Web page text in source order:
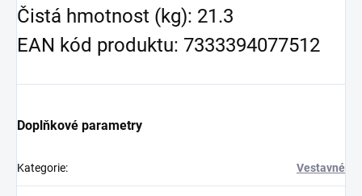
Čistá hmotnost (kg): 21.3
EAN kód produktu: 7333394077512
Doplňkové parametry
Kategorie: Vestavné